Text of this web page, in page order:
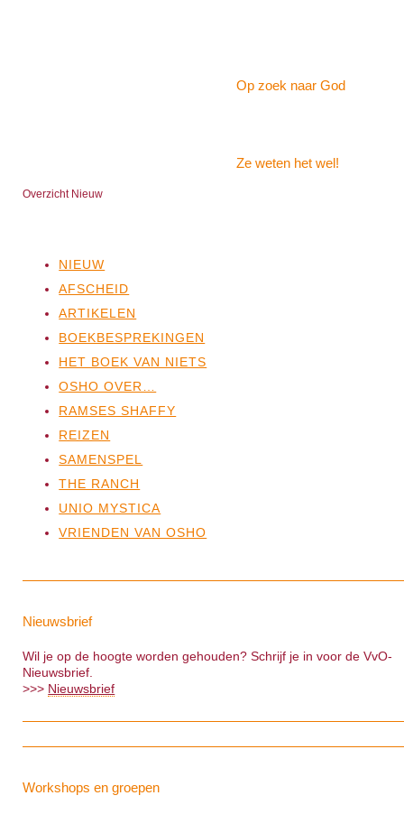
Op zoek naar God
Ze weten het wel!
Overzicht Nieuw
NIEUW
AFSCHEID
ARTIKELEN
BOEKBESPREKINGEN
HET BOEK VAN NIETS
OSHO OVER…
RAMSES SHAFFY
REIZEN
SAMENSPEL
THE RANCH
UNIO MYSTICA
VRIENDEN VAN OSHO
Nieuwsbrief
Wil je op de hoogte worden gehouden? Schrijf je in voor de VvO-
Nieuwsbrief.
>>> Nieuwsbrief
Workshops en groepen